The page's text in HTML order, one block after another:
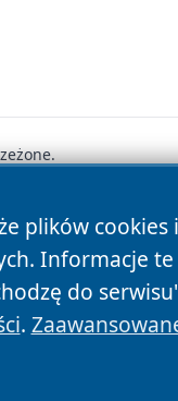
plików
Informacje
do
.
Cookies